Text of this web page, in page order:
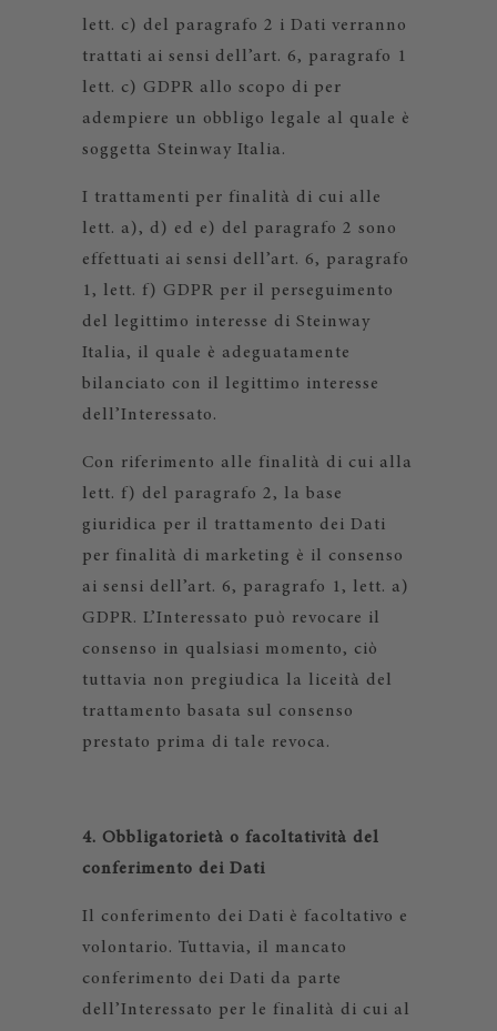
lett. c) del paragrafo 2 i Dati verranno
trattati ai sensi dell’art. 6, paragrafo 1
lett. c) GDPR allo scopo di per
adempiere un obbligo legale al quale è
soggetta Steinway Italia.
I trattamenti per finalità di cui alle
lett. a), d) ed e) del paragrafo 2 sono
effettuati ai sensi dell’art. 6, paragrafo
1, lett. f) GDPR per il perseguimento
del legittimo interesse di Steinway
Italia, il quale è adeguatamente
bilanciato con il legittimo interesse
dell’Interessato.
Con riferimento alle finalità di cui alla
lett. f) del paragrafo 2, la base
giuridica per il trattamento dei Dati
per finalità di marketing è il consenso
ai sensi dell’art. 6, paragrafo 1, lett. a)
GDPR. L’Interessato può revocare il
consenso in qualsiasi momento, ciò
tuttavia non pregiudica la liceità del
trattamento basata sul consenso
prestato prima di tale revoca.
4. Obbligatorietà o facoltatività del
conferimento dei Dati
Il conferimento dei Dati è facoltativo e
volontario. Tuttavia, il mancato
conferimento dei Dati da parte
dell’Interessato per le finalità di cui al